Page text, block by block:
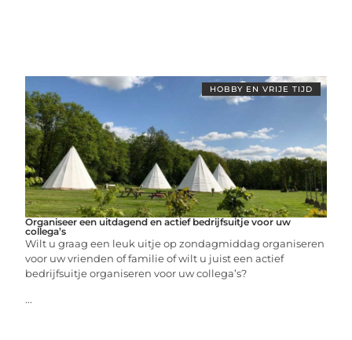
HOBBY EN VRIJE TIJD
Organiseer een uitdagend en actief bedrijfsuitje voor uw
collega’s
Wilt u graag een leuk uitje op zondagmiddag organiseren
voor uw vrienden of familie of wilt u juist een actief
bedrijfsuitje organiseren voor uw collega’s?
...